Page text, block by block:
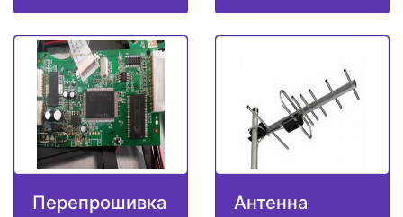
Перепрошивка Антенна